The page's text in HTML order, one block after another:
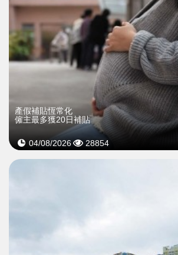
產假補貼恆常化
僱主最多獲20日補貼
04/08/2026 28854